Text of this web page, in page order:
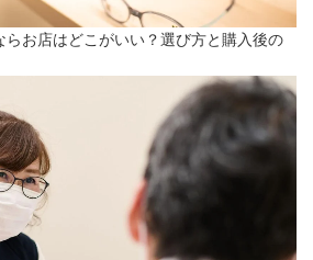
お店はどこがいい？選び方と購入後の